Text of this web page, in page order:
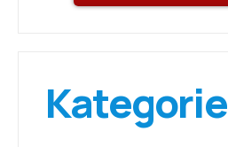
Kategorie